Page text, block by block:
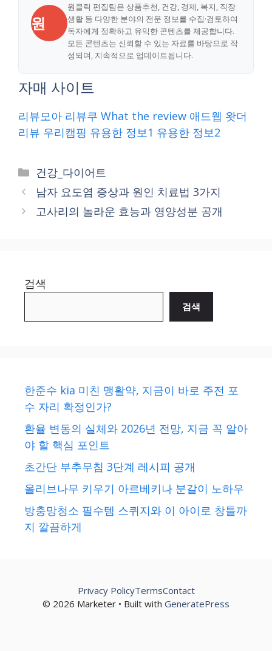
원
원클릭 편집팀은 상품추천, 건강, 경제, 복지, 직장
생활 등 다양한 분야의 전문 정보를 수집·검토하여
독자에게 정확하고 유익한 콘텐츠를 제공합니다.
모든 콘텐츠는 신뢰할 수 있는 자료를 바탕으로 작
성되며, 지속적으로 업데이트됩니다.
자매 사이트
리뷰모아 리뷰쿠 What the review 애드웹 왓더
리뷰 우리캠핑 유용한 정보1 유용한 정보2
Categories
건강_다이어트
남자 요도염 증상과 원인 치료법 3가지
고사리의 놀라운 효능과 영양성분 공개
검색
검색
한준수 kia 미친 맹활약, 지금이 바로 주전 포
수 자리 확정인가?
환율 변동의 실체와 2026년 전망, 지금 꼭 알아
야 할 핵심 포인트
초간단 부추무침 3단계 레시피 공개
올리브나무 키우기 아르베키나 분갈이 노하우
방충망청소 필수템 스퀴지와 이 아이로 창틀까
지 깔끔하게
© 2026 Marketer • Built with GeneratePress
Privacy PolicyTermsContact